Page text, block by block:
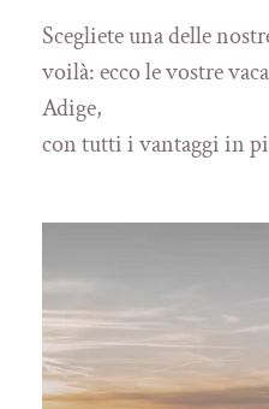
Scegliete una delle
voilà: ecco le vostre
Adige,
con tutti i vantaggi in